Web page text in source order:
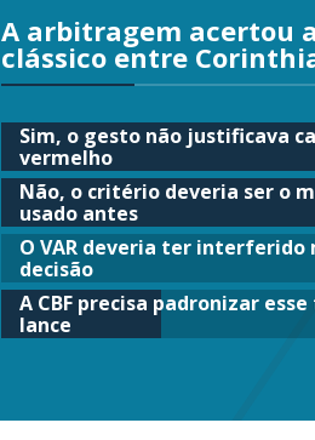
A arbitragem acertou
clássico entre
Sim, o gesto não justificava
vermelho
Não, o critério deveria ser o
usado antes
O VAR deveria ter interferido
decisão
A CBF precisa padronizar
lance